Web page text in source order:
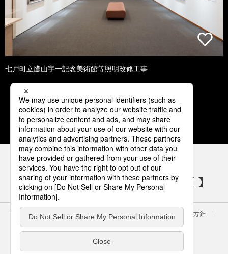
七戸町立鷹山宇一記念美術館等照明改修工事
1 2 3 4 5
パナソニックの電気設備 SNSアカウント
サイトのご利用にあたって クッキーポリシー
個人情報保護方針
パナソニック ホールディングス
Area/Country